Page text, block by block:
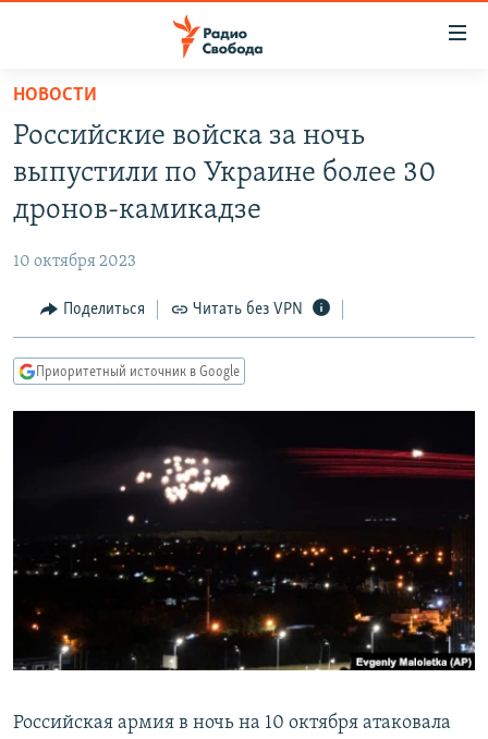
упрощенного
доступа
основному
Вернутся
Вернутся
АВТОРСКИЕ ПРОЕКТЫ
МНЕНИЯ
КУЛЬТУРА
КАВКАЗ.РЕАЛИИ
СИБИРЬ.РЕАЛИИ
РАСПИСАНИЕ ВЕЩАНИЯ
ПОДПИШИТЕСЬ НА РАССЫЛКУ
СОЦИАЛЬНЫЕ СЕТИ
НОВОСТИ
Российские войска за ночь
выпустили по Украине более 30
дронов-камикадзе
10 октября 2023
Поделиться Читать без VPN
Приоритетный источник в Google
Российская армия в ночь на 10 октября атаковала